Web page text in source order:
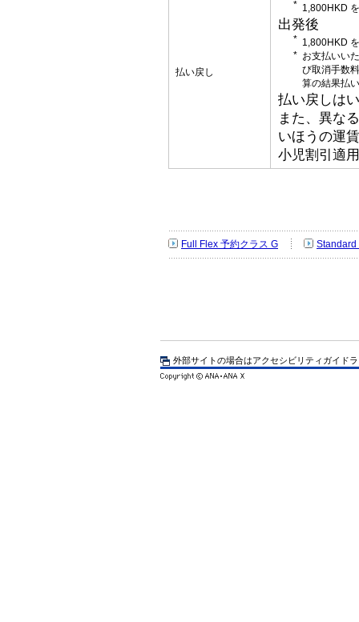
払い戻し
1,800HKD
出発後
1,800HKD
お支払いい
び取消手数
算の結果払
払い戻しは
また、異な
いほうの運
小児割引適
Full Flex 予約クラス G Standard
外部サイトの場合はアクセシビリティガイド